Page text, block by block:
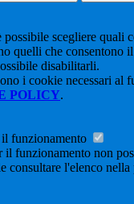
possibile scegliere quali
quelli che consentono
disabilitarli.
i cookie necessari al
POLICY.
funzionamento
il funzionamento non
consultare l'elenco